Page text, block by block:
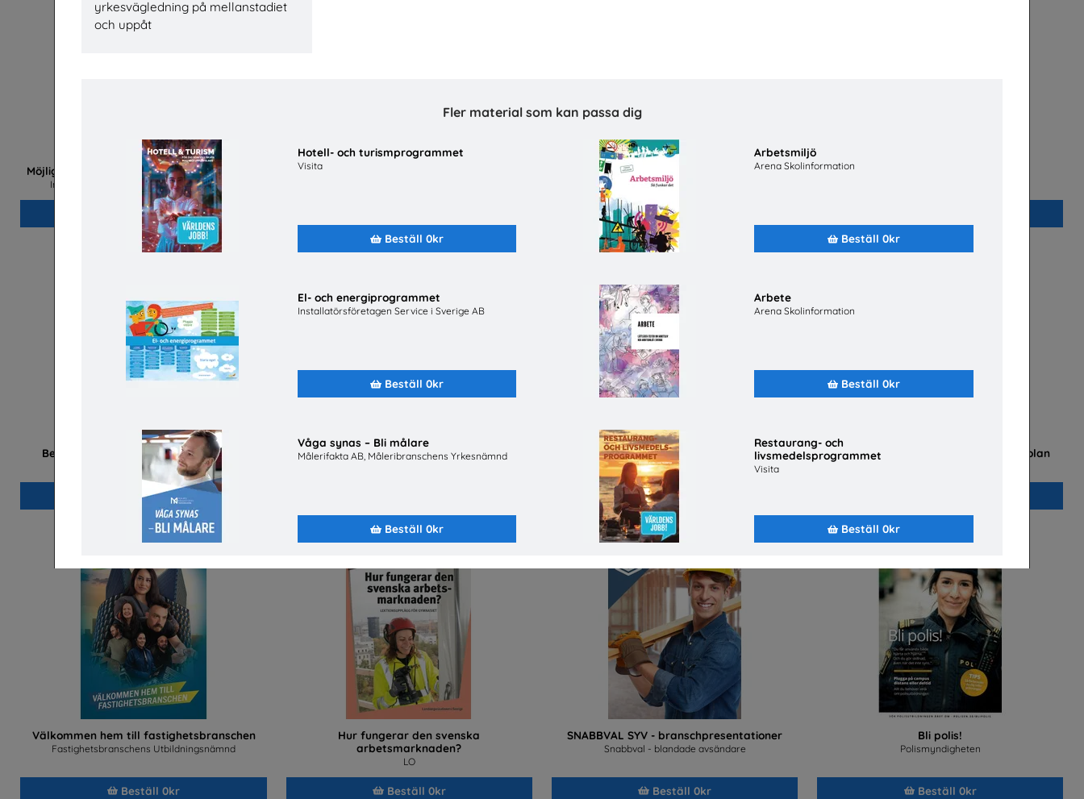
yrkesvägledning på mellanstadiet
och uppåt
Fler material som kan passa dig
Hotell- och turismprogrammet
Visita
Beställ 0kr
Arbetsmiljö
Arena Skolinformation
Beställ 0kr
El- och energiprogrammet
Installatörsföretagen Service i Sverige AB
Beställ 0kr
Arbete
Arena Skolinformation
Beställ 0kr
Våga synas – Bli målare
Målerifakta AB, Måleribranschens Yrkesnämnd
Beställ 0kr
Restaurang- och
livsmedelsprogrammet
Visita
Beställ 0kr
Möjligheter med el- och energiprogrammet
Installatörsföretagen Service i Sverige AB
Beställ 0kr
Lastbilschaufför-Ett framtidsjobb Snabbval - SYV studier
Snabbval - blandade avsändare
Beställ 0kr
Betald praktik som ingenjör (Plansch)
Tekniksprånget
Beställ 0kr
Jobba på apotek Bygg- och anläggningsprogrammet
Byggbranschens yrkesnämnd
Beställ 0kr
Flygteknikutbildning på gymnasieskolan
Välkommen hem till fastighetsbranschen
Fastighetsbranschens Utbildningsnämnd
Beställ 0kr
Hur fungerar den svenska
arbetsmarknaden?
LO
Beställ 0kr
SNABBVAL SYV - branschpresentationer
Snabbval - blandade avsändare
Beställ 0kr
Bli polis!
Polismyndigheten
Beställ 0kr